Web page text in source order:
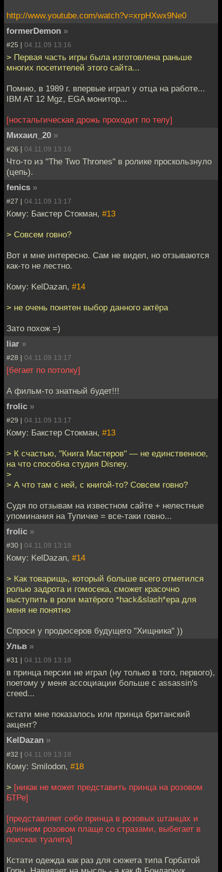
http://www.youtube.com/watch?v=xrpHXwx9Ne0
formerDemon »
#25 | 04.11.09 13:16
> Первая часть игры была изготовлена раньше
многих посетителей этого сайта...
Помню, в 1989 г. впервые играл у отца на работе...
IBM AT 12 Mgz, EGA монитор...
[ностальгическая дрожь проходит по телу]
Михаил_20 »
#26 | 04.11.09 13:16
Что-то из "The Two Thrones" в ролике проскользнуло
(цепь).
fenics »
#27 | 04.11.09 13:17
Кому: Бакстер Стокман, #13
> Совсем говно?
Вот и мне интересно. Сам не видел, но отзываются
как-то не лестно.
Кому: KelDazan, #14
> не очень понятен выбор данного актёра
Зато похож =)
liar »
#28 | 04.11.09 13:17
[бегает по потолку]
А фильм-то знатный будет!!!
frolic »
#29 | 04.11.09 13:17
Кому: Бакстер Стокман, #13
> К счастью, "Книга Мастеров" — не единственное,
на что способна студия Disney.
>
> А что там с ней, с книгой-то? Совсем говно?
Судя по отзывам на известном сайте + нелестные
упоминания на Тупичке = все-таки говно...
frolic »
#30 | 04.11.09 13:18
Кому: KelDazan, #14
> Как товарищь, который больше всего отметился
ролью задрота и гомосека, сможет красочно
выступить в роли матёрого *hack&slash*ера для
меня не понятно
Спроси у продюсеров будущего "Хищника" ))
Ульв »
#31 | 04.11.09 13:18
в принца персии не играл (ну только в того, первого),
поетому у меня ассоциации больше с assassin's
creed...
кстати мне показалось или принца британский
акцент?
KelDazan »
#32 | 04.11.09 13:18
Кому: Smilodon, #18
> [никак не может представить принца на розовом
БТРе]
[представляет себе принца в розовых штанцах и
длинном розовом плаще со стразами, выбегает в
поисках туалета]
Кстати одежда как раз для сюжета типа Горбатой